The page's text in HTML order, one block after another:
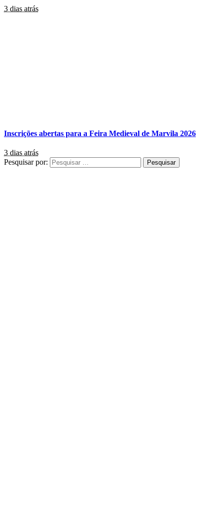
3 dias atrás
Inscrições abertas para a Feira Medieval de Marvila 2026
3 dias atrás
Pesquisar por: